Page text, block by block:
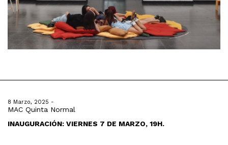
8 Marzo, 2025 -
MAC Quinta Normal
INAUGURACIÓN: VIERNES 7 DE MARZO, 19H.